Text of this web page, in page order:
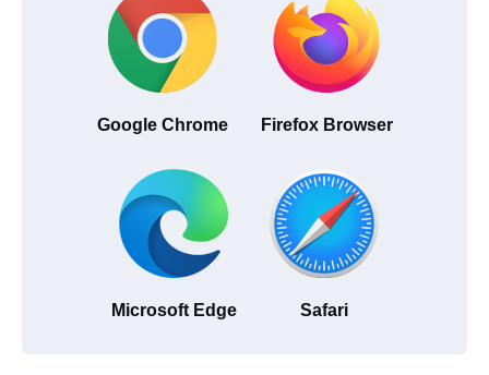
Google Chrome Firefox Browser
Microsoft Edge Safari